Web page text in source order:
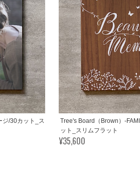
/30カット_ス
Tree's Board（Brown）-
ット_スリムフラット
¥35,600